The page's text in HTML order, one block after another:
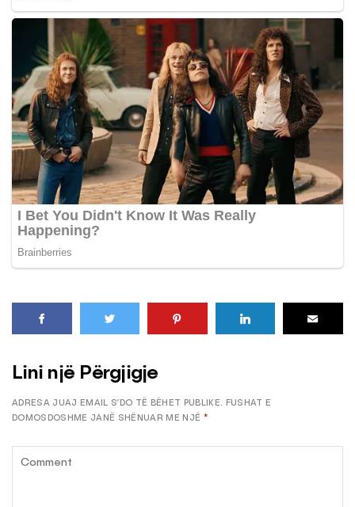
Lini një Përgjigje
ADRESA JUAJ EMAIL S’DO TË BËHET PUBLIKE. FUSHAT E
DOMOSDOSHME JANË SHËNUAR ME NJË *